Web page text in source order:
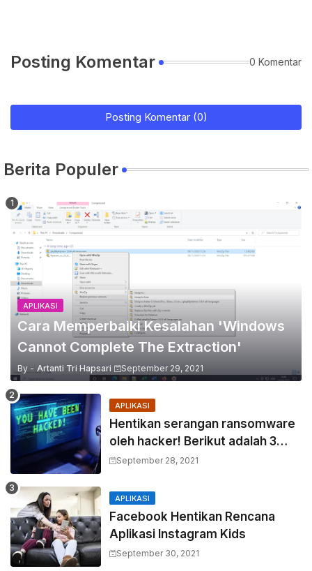
Posting Komentar 0 Komentar
Posting Komentar (0)
Berita Populer
APLIKASI
Cara Memperbaiki Kesalahan 'Windows
Cannot Complete The Extraction'
By - Artanti Tri Hapsari September 29, 2021
APLIKASI
Hentikan serangan ransomware
oleh hacker! Berikut adalah 3
cara melakukannya
September 28, 2021
APLIKASI
Facebook Hentikan Rencana
Aplikasi Instagram Kids
September 30, 2021